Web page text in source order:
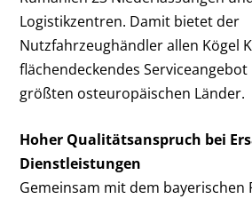
Logistikzentren. Damit bietet der
Nutzfahrzeughändler allen Kögel
flächendeckendes
größten osteuropäischen Länder.
Hoher Qualitätsanspruch bei
Dienstleistungen
Gemeinsam mit dem bayerischen